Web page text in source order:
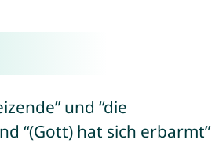
und “die
“(Gott) hat sich erbarmt”